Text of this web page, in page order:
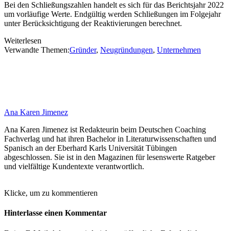
Bei den Schließungszahlen handelt es sich für das Berichtsjahr 2022
um vorläufige Werte. Endgültig werden Schließungen im Folgejahr
unter Berücksichtigung der Reaktivierungen berechnet.
Weiterlesen
Verwandte Themen:Gründer, Neugründungen, Unternehmen
Ana Karen Jimenez
Ana Karen Jimenez ist Redakteurin beim Deutschen Coaching
Fachverlag und hat ihren Bachelor in Literaturwissenschaften und
Spanisch an der Eberhard Karls Universität Tübingen
abgeschlossen. Sie ist in den Magazinen für lesenswerte Ratgeber
und vielfältige Kundentexte verantwortlich.
Klicke, um zu kommentieren
Hinterlasse einen Kommentar